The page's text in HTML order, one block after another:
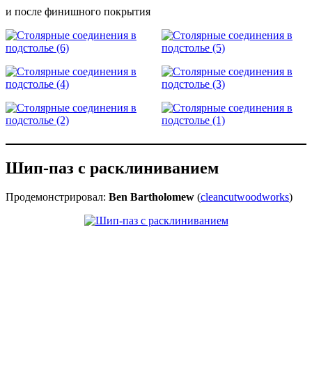
и после финишного покрытия
Шип-паз с расклиниванием
Продемонстрировал: Ben Bartholomew (cleancutwoodworks)